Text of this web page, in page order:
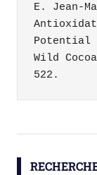
E. Jean-
Potential
Wild
522.